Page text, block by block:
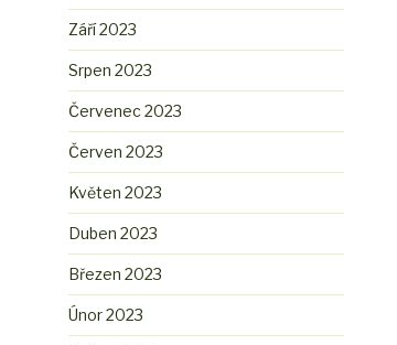
Září 2023
Srpen 2023
Červenec 2023
Červen 2023
Květen 2023
Duben 2023
Březen 2023
Únor 2023